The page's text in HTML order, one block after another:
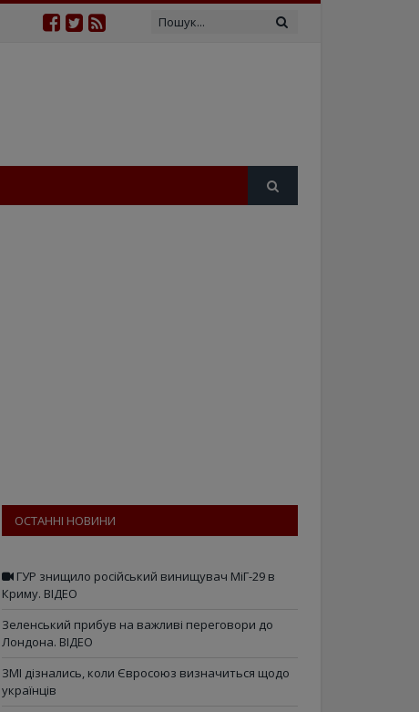
ОСТАННІ НОВИНИ
ГУР знищило російський винищувач МіГ-29 в
Криму. ВІДЕО
Зеленський прибув на важливі переговори до
Лондона. ВІДЕО
ЗМІ дізнались, коли Євросоюз визначиться щодо
українців